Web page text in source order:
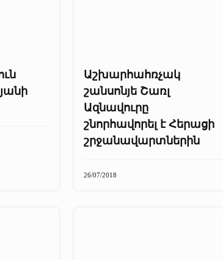
Աշխարհահռչակ
շանսոնյե Շառլ
Ազնավուրը
շնորհավորել է Հերացի
շրջանավարտներին
26/07/2018